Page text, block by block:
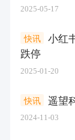
2025-05-17
小红
跌停
快讯
2025-01-20
遥望
快讯
2024-11-03